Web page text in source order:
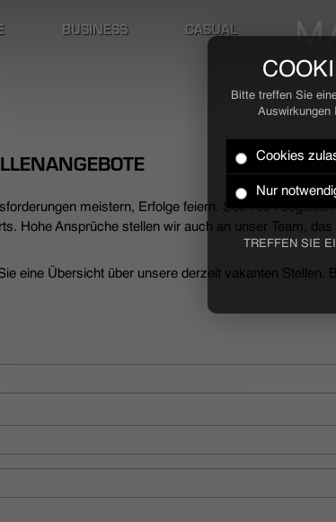
Bitte treffen Sie
Auswirkungen
Cookies
Nur
TREFFEN SIE
BUSINESS CASUAL
meistern, Erfolge feiern. Seit 1994
Hohe Ansprüche stellen wir auch an unser Team,
eine Übersicht über unsere derzeit vakanten Stellen.